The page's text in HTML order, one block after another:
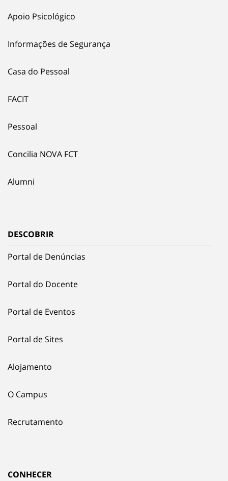
Apoio Psicológico
Informações de Segurança
Casa do Pessoal
FACIT
Pessoal
Concilia NOVA FCT
Alumni
DESCOBRIR
Portal de Denúncias
Portal do Docente
Portal de Eventos
Portal de Sites
Alojamento
O Campus
Recrutamento
CONHECER